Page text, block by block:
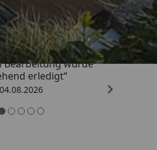
4,81/ 5
Bearbeitung wurde
erledigt“
04.08.2026